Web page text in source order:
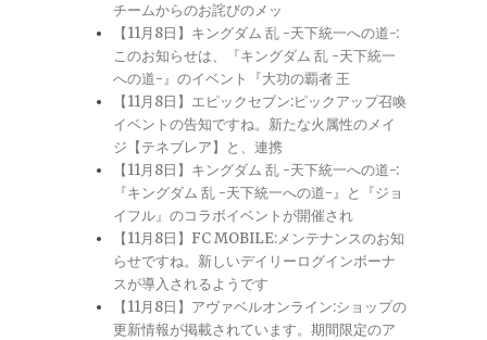
チームからのお詫びのメッ
【11月8日】キングダム 乱 -天下統一への道-:
このお知らせは、『キングダム 乱 -天下統一
への道-』のイベント『大功の覇者 王
【11月8日】エピックセブン:ピックアップ召喚
イベントの告知ですね。新たな火属性のメイ
ジ【テネブレア】と、連携
【11月8日】キングダム 乱 -天下統一への道-:
『キングダム 乱 -天下統一への道-』と『ジョ
イフル』のコラボイベントが開催され
【11月8日】FC MOBILE:メンテナンスのお知
らせですね。新しいデイリーログインボーナ
スが導入されるようです
【11月8日】アヴァベルオンライン:ショップの
更新情報が掲載されています。期間限定のア